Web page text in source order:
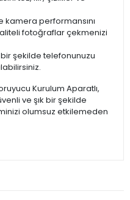
kamera performansını
fotoğraflar çekmenizi
şekilde telefonunuzu
Kurulum Aparatlı,
ve şık bir şekilde
olumsuz etkilemeden